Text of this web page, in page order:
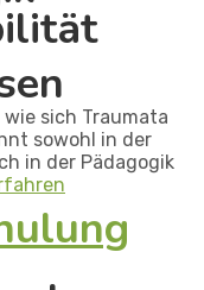
sich Traumata
sowohl in der
in der Pädagogik